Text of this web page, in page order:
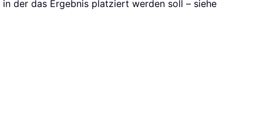
der das Ergebnis platziert werden soll – siehe